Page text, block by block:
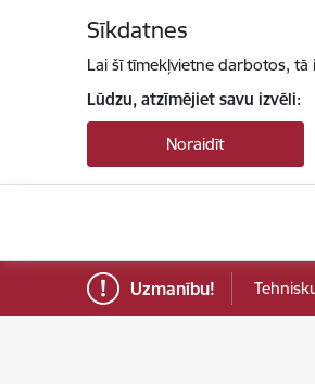
Sīkdatnes
Lai šī tīmekļvietne darbotos,
Lūdzu, atzīmējiet savu izvēli:
Noraidīt
Uzmanību!